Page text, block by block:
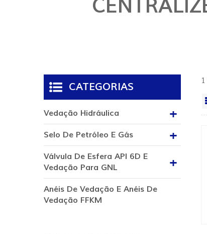
CATEGORIAS
Vedação Hidráulica
Selo De Petróleo E Gás
Válvula De Esfera API 6D E
Vedação Para GNL
Anéis De Vedação E Anéis De
Vedação FFKM